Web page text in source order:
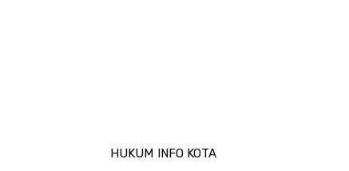
HUKUM INFO KOTA